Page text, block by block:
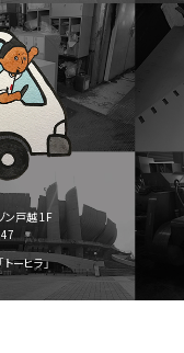
ン戸越 1F
ーヒラ」